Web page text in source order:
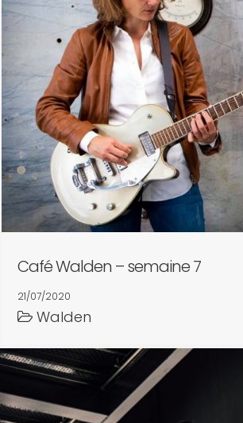
Café Walden – semaine 7
21/07/2020
Walden